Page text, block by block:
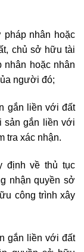
pháp nhân hoặc
chủ sở hữu tài
hoặc nhân
người đó;
gắn liền với đất
sản gắn liền với
tra xác nhận.
định về thủ tục
nhận quyền sở
công trình xây
gắn liền với đất